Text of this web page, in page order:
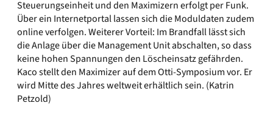
Steuerungseinheit und den Maximizern erfolgt per Funk.
Über ein Internetportal lassen sich die Moduldaten zudem
online verfolgen. Weiterer Vorteil: Im Brandfall lässt sich
die Anlage über die Management Unit abschalten, so dass
keine hohen Spannungen den Löscheinsatz gefährden.
Kaco stellt den Maximizer auf dem Otti-Symposium vor. Er
wird Mitte des Jahres weltweit erhältlich sein. (Katrin
Petzold)